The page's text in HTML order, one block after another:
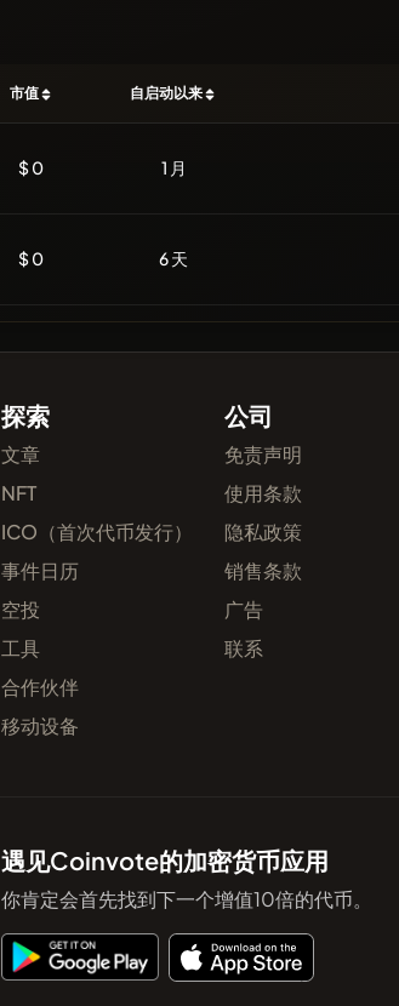
市值 自启动以来
$ 0 1 月
$ 0 6 天
探索
文章
NFT
ICO（首次代币发行）
事件日历
空投
工具
合作伙伴
移动设备
公司
免责声明
使用条款
隐私政策
销售条款
广告
联系
遇见Coinvote的加密货币应用
你肯定会首先找到下一个增值10倍的代币。